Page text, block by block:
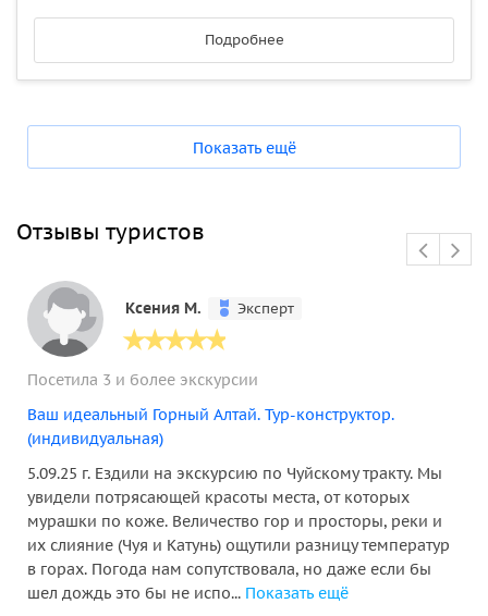
Подробнее
Показать ещё
Отзывы туристов
Ксения М. Эксперт
Посетила 3 и более экскурсии
Ваш идеальный Горный Алтай. Тур-конструктор.
(индивидуальная)
5.09.25 г. Ездили на экскурсию по Чуйскому тракту. Мы
увидели потрясающей красоты места, от которых
мурашки по коже. Величество гор и просторы, реки и
их слияние (Чуя и Катунь) ощутили разницу температур
в горах. Погода нам сопутствовала, но даже если бы
шел дождь это бы не испо... Показать ещё